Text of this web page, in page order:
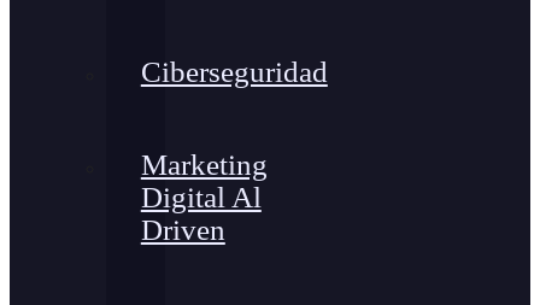
Ciberseguridad
Marketing
Digital Al
Driven